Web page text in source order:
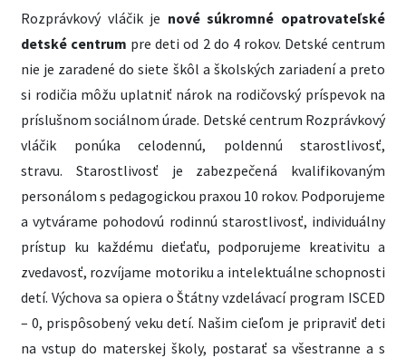
Rozprávkový vláčik je nové súkromné opatrovateľské
detské centrum pre deti od 2 do 4 rokov. Detské centrum
nie je zaradené do siete škôl a školských zariadení a preto
si rodičia môžu uplatniť nárok na rodičovský príspevok na
príslušnom sociálnom úrade. Detské centrum Rozprávkový
vláčik ponúka celodennú, poldennú starostlivosť,
stravu. Starostlivosť je zabezpečená kvalifikovaným
personálom s pedagogickou praxou 10 rokov. Podporujeme
a vytvárame pohodovú rodinnú starostlivosť, individuálny
prístup ku každému dieťaťu, podporujeme kreativitu a
zvedavosť, rozvíjame motoriku a intelektuálne schopnosti
detí. Výchova sa opiera o Štátny vzdelávací program ISCED
– 0, prispôsobený veku detí. Našim cieľom je pripraviť deti
na vstup do materskej školy, postarať sa všestranne a s